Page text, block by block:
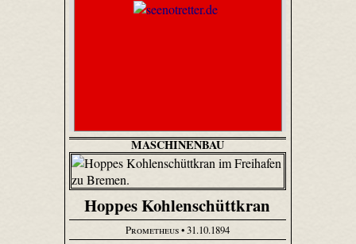
MASCHINENBAU
Hoppes Kohlenschüttkran
Prometheus• 31.10.1894